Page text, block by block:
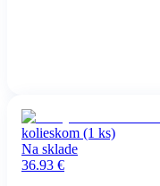
kolieskom (1 ks)
Na sklade
36.93 €